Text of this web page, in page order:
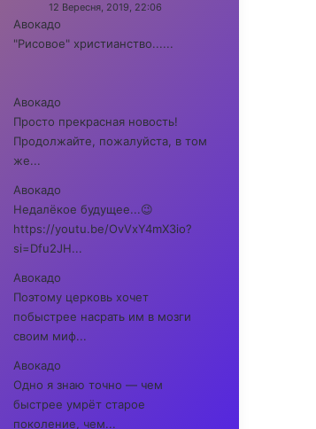
12 Вересня, 2019, 22:06
Авокадо
"Рисовое" христианство......
Авокадо
Просто прекрасная новость!
Продолжайте, пожалуйста, в том
же...
Авокадо
Недалёкое будущее...😉
https://youtu.be/OvVxY4mX3io?
si=Dfu2JH...
Авокадо
Поэтому церковь хочет
побыстрее насрать им в мозги
своим миф...
Авокадо
Одно я знаю точно — чем
быстрее умрёт старое
поколение, чем...